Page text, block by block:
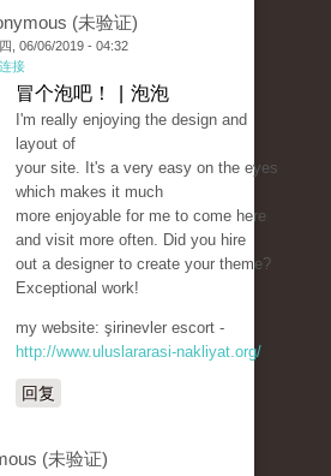
(未验证)
, 06/06/2019 - 04:32
接
冒个泡吧！ | 泡泡
I'm really enjoying the design and
layout of
your site. It's a very easy on the eyes
which makes it much
more enjoyable for me to come here
and visit more often. Did you hire
out a designer to create your theme?
Exceptional work!
my website: şirinevler escort -
http://www.uluslararasi-nakliyat.org/
回复
(未验证)